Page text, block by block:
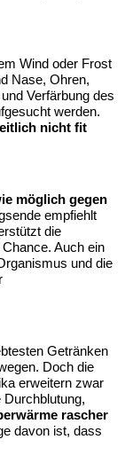
Wind oder Frost
Nase, Ohren,
Verfärbung des
werden.
nicht fit
möglich gegen
empfiehlt
die
Auch ein
und die
Getränken
Doch die
erweitern zwar
rascher
davon ist, dass